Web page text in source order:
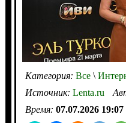
Категория: Все\
Источник: Lenta.ru
Время: 07.07.2026 19:07